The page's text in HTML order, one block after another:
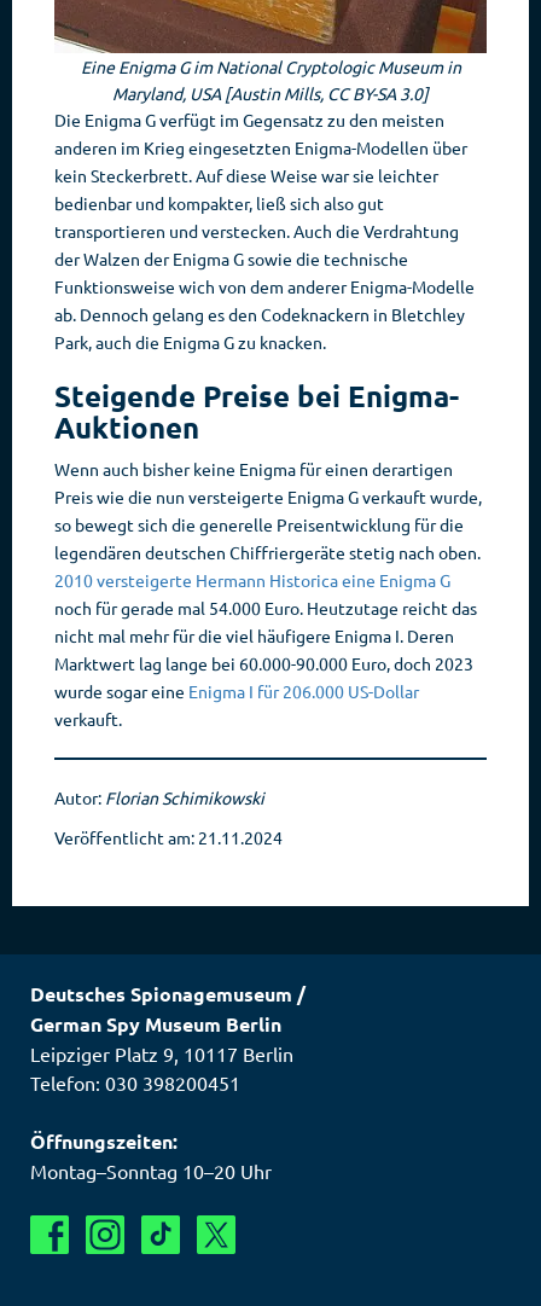
Eine Enigma G im National Cryptologic Museum in
Maryland, USA [Austin Mills, CC BY-SA 3.0]
Die Enigma G verfügt im Gegensatz zu den meisten
anderen im Krieg eingesetzten Enigma-Modellen über
kein Steckerbrett. Auf diese Weise war sie leichter
bedienbar und kompakter, ließ sich also gut
transportieren und verstecken. Auch die Verdrahtung
der Walzen der Enigma G sowie die technische
Funktionsweise wich von dem anderer Enigma-Modelle
ab. Dennoch gelang es den Codeknackern in Bletchley
Park, auch die Enigma G zu knacken.
Steigende Preise bei Enigma-
Auktionen
Wenn auch bisher keine Enigma für einen derartigen
Preis wie die nun versteigerte Enigma G verkauft wurde,
so bewegt sich die generelle Preisentwicklung für die
legendären deutschen Chiffriergeräte stetig nach oben.
2010 versteigerte Hermann Historica eine Enigma G
noch für gerade mal 54.000 Euro. Heutzutage reicht das
nicht mal mehr für die viel häufigere Enigma I. Deren
Marktwert lag lange bei 60.000-90.000 Euro, doch 2023
wurde sogar eine Enigma I für 206.000 US-Dollar
verkauft.
Autor: Florian Schimikowski
Veröffentlicht am: 21.11.2024
Deutsches Spionagemuseum /
German Spy Museum Berlin
Leipziger Platz 9, 10117 Berlin
Telefon: 030 398200451
Öffnungszeiten:
Montag–Sonntag 10–20 Uhr